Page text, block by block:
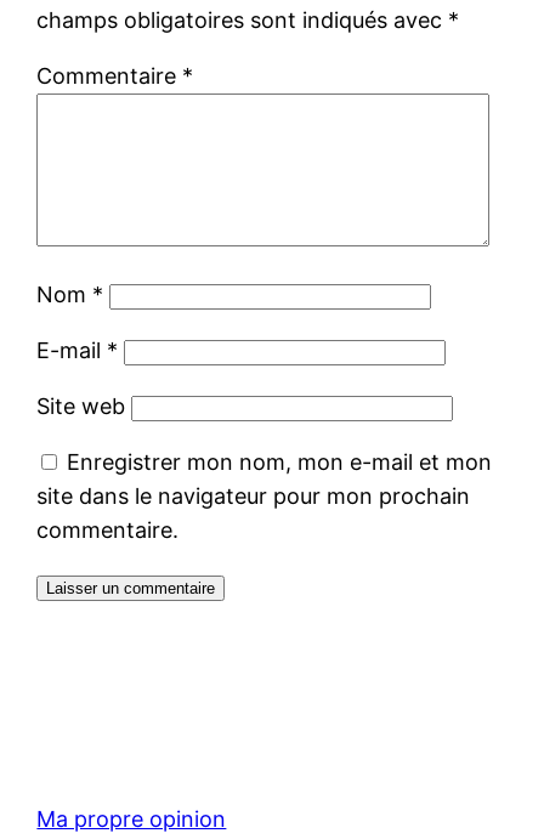
champs obligatoires sont indiqués avec *
Commentaire *
Nom *
E-mail *
Site web
Enregistrer mon nom, mon e-mail et mon
site dans le navigateur pour mon prochain
commentaire.
Ma propre opinion